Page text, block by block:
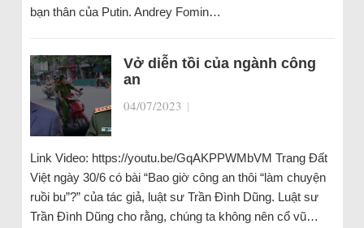
bạn thân của Putin. Andrey Fomin…
Vở diễn tồi của ngành công
an
04/07/2023 |
Link Video: https://youtu.be/GqAKPPWMbVM Trang Đất
Việt ngày 30/6 có bài “Bao giờ công an thôi “làm chuyện
ruồi bu”?” của tác giả, luật sư Trần Đình Dũng. Luật sư
Trần Đình Dũng cho rằng, chúng ta không nên cổ vũ…